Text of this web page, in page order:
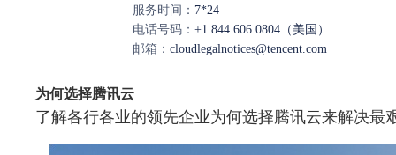
服务时间： 7*24
电话号码： +1 844 606 0804（美国）
邮箱： cloudlegalnotices@tencent.com
为何选择腾讯云
了解各行各业的领先企业为何选择腾讯云来解决最